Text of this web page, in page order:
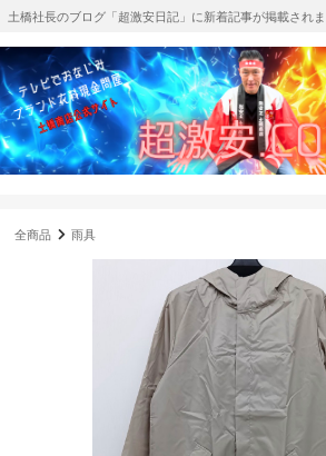
土橋社長のブログ「超激安日記」に新着記事が掲載され
全商品 雨具